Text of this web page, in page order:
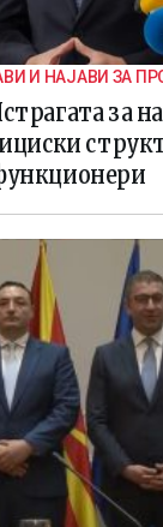
И НАЈАВИ ЗА
за